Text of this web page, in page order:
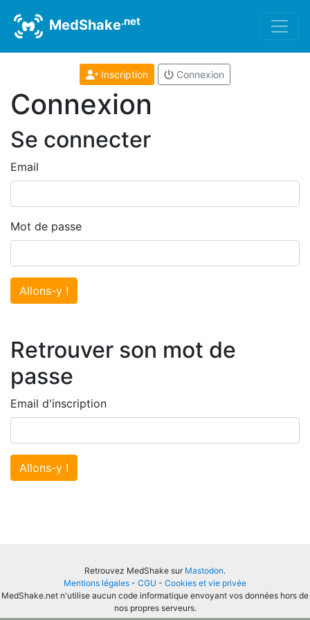
MedShake.net
Inscription Connexion
Connexion
Se connecter
Email
Mot de passe
Allons-y !
Retrouver son mot de
passe
Email d'inscription
Allons-y !
Retrouvez MedShake sur Mastodon.
Mentions légales - CGU - Cookies et vie privée
MedShake.net n'utilise aucun code informatique envoyant vos données hors de
nos propres serveurs.